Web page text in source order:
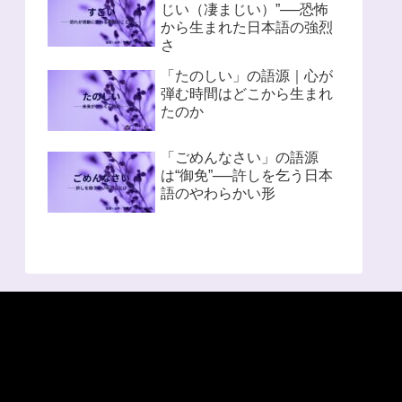
じい（凄まじい）”──恐怖
から生まれた日本語の強烈
さ
「たのしい」の語源｜心が
弾む時間はどこから生まれ
たのか
「ごめんなさい」の語源
は“御免”──許しを乞う日本
語のやわらかい形